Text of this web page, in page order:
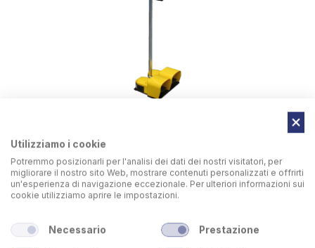
Rotolift può essere dotato di pedaliera per gestire
saldatura.
Utilizziamo i cookie
Potremmo posizionarli per l'analisi dei dati dei nostri visitatori, per
migliorare il nostro sito Web, mostrare contenuti personalizzati e offrirti
un'esperienza di navigazione eccezionale. Per ulteriori informazioni sui
cookie utilizziamo aprire le impostazioni.
Necessario Prestazione